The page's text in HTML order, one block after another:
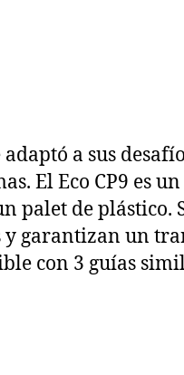
a sus
El Eco CP9 es
palet de plástico.
garantizan un
con 3 guías